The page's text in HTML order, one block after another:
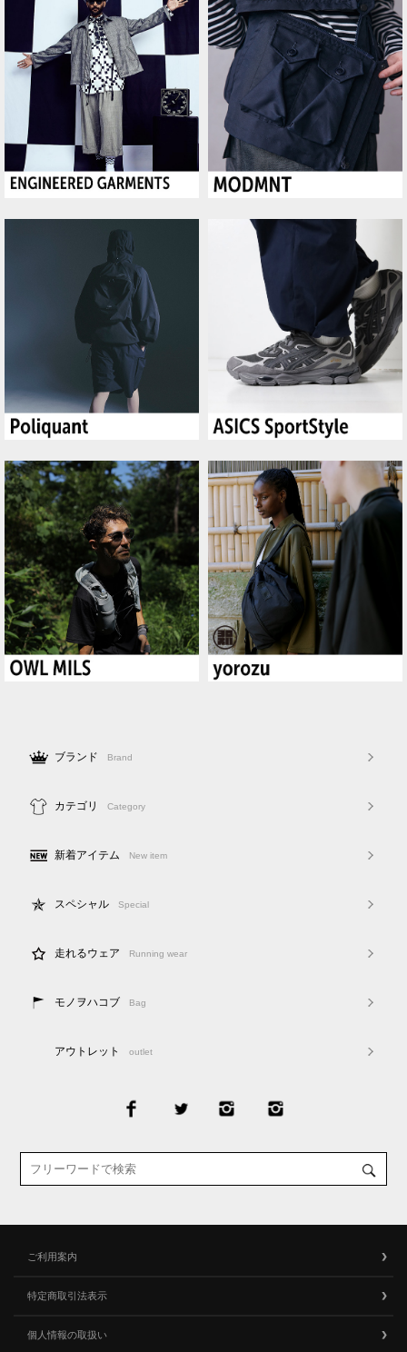
ブランド Brand
カテゴリ Category
新着アイテム New item
スペシャル Special
走れるウェア Running wear
モノヲハコブ Bag
アウトレット outlet
ご利用案内
特定商取引法表示
個人情報の取扱い